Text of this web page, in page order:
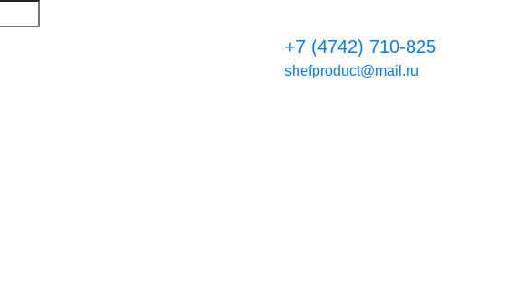
+7 (4742) 710-825
shefproduct@mail.ru